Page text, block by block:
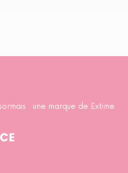
une marque de Extime